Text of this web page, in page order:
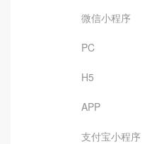
微信小程序
PC
H5
APP
支付宝小程序